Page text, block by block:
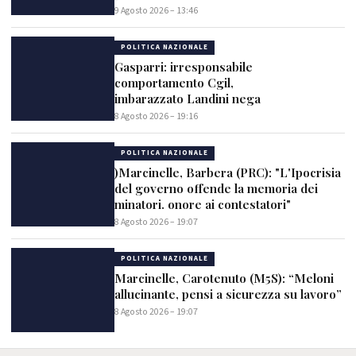
9 Agosto 2026 – 13:46
POLITICA NAZIONALE
Gasparri: irresponsabile
comportamento Cgil,
imbarazzato Landini nega
8 Agosto 2026 – 19:16
POLITICA NAZIONALE
)Marcinelle, Barbera (PRC): "L'Ipocrisia
del governo offende la memoria dei
minatori. onore ai contestatori"
8 Agosto 2026 – 19:07
POLITICA NAZIONALE
Marcinelle, Carotenuto (M5S): “Meloni
allucinante, pensi a sicurezza su lavoro”
8 Agosto 2026 – 19:07